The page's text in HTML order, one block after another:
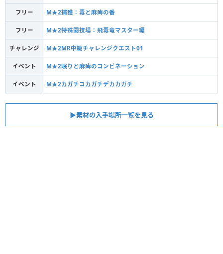
フリー M★2捕獲：毒と麻痺の番
フリー M★2特殊闘技場：飛毒竜マスター編
チャレンジ M★2MR中級チャレンジクエスト01
イベント M★2眠りと麻痺のコンビネーション
イベント M★2カガチコカガチデカカガチ
▶素材の入手場所一覧を見る